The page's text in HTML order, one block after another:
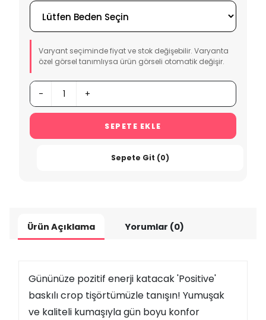
Varyant seçiminde fiyat ve stok değişebilir. Varyanta
özel görsel tanımlıysa ürün görseli otomatik değişir.
- +
SEPETE EKLE
Sepete Git (0)
Ürün Açıklama Yorumlar (0)
Gününüze pozitif enerji katacak 'Positive'
baskılı crop tişörtümüzle tanışın! Yumuşak
ve kaliteli kumaşıyla gün boyu konfor